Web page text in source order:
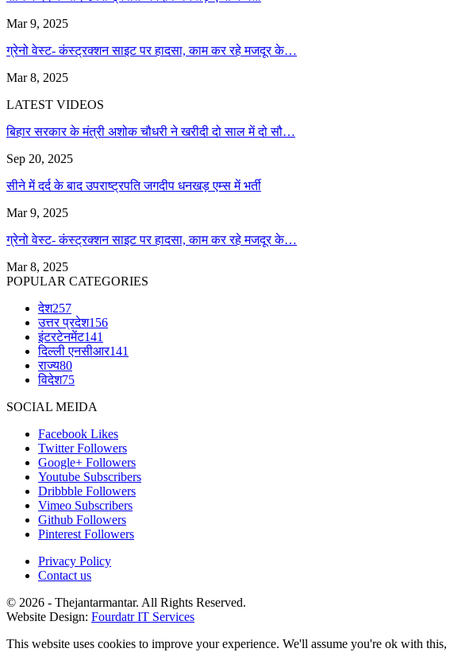
Mar 9, 2025
ग्रेनो वेस्ट- कंस्ट्रक्शन साइट पर हादसा, काम कर रहे मजदूर के…
Mar 8, 2025
LATEST VIDEOS
बिहार सरकार के मंत्री अशोक चौधरी ने खरीदी दो साल में दो सौ…
Sep 20, 2025
सीने में दर्द के बाद उपराष्ट्रपति जगदीप धनखड़ एम्स में भर्ती
Mar 9, 2025
ग्रेनो वेस्ट- कंस्ट्रक्शन साइट पर हादसा, काम कर रहे मजदूर के…
Mar 8, 2025
POPULAR CATEGORIES
देश257
उत्तर प्रदेश156
इंटरटेनमेंट141
दिल्ली एनसीआर141
राज्य80
विदेश75
SOCIAL MEIDA
Facebook Likes
Twitter Followers
Google+ Followers
Youtube Subscribers
Dribbble Followers
Vimeo Subscribers
Github Followers
Pinterest Followers
Privacy Policy
Contact us
© 2026 - Thejantarmantar. All Rights Reserved.
Website Design: Fourdatr IT Services
This website uses cookies to improve your experience. We'll assume you're ok with